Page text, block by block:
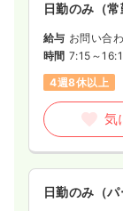
日勤のみ（常
給与 お問い合
時間 7:15～
4週8休以上
気
日勤のみ（パ